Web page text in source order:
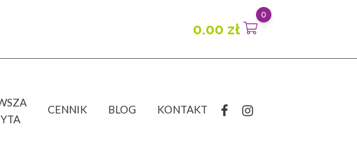
0.00 zł
0
CENNIK BLOG KONTAKT